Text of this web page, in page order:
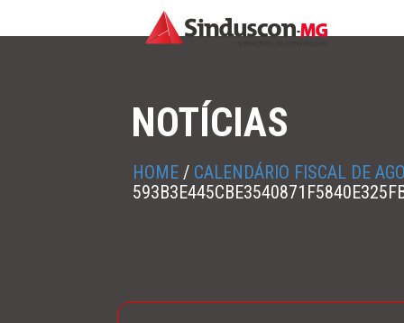
NOTÍCIAS
HOME / CALENDÁRIO FISCAL DE